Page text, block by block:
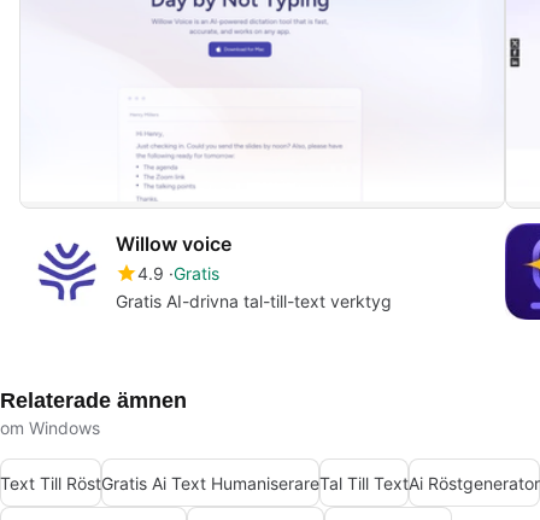
Willow voice
4.9 Gratis
Gratis AI-drivna tal-till-text verktyg
Relaterade ämnen
om Windows
Text Till RöstGratis Ai Text HumaniserareTal Till TextAi Röstgenerator